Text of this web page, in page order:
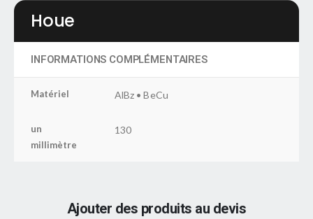
Houe
INFORMATIONS COMPLÉMENTAIRES
Matériel AlBz • BeCu
un
millimètre
130
Ajouter des produits au devis